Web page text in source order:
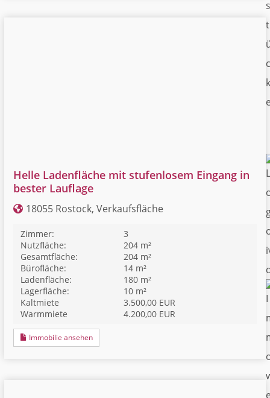
Helle Ladenfläche mit stufenlosem Eingang in
bester Lauflage
18055 Rostock, Verkaufsfläche
Zimmer:
3
Nutzfläche:
204 m²
Gesamtfläche:
204 m²
Bürofläche:
14 m²
Ladenfläche:
180 m²
Lagerfläche:
10 m²
Kaltmiete
3.500,00 EUR
Warmmiete
4.200,00 EUR
Immobilie ansehen
s
t
c
k